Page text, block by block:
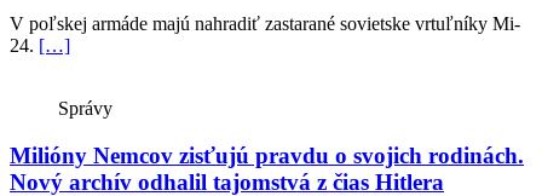
V poľskej armáde majú nahradiť zastarané sovietske vrtuľníky Mi-
24. […]
Správy
Milióny Nemcov zisťujú pravdu o svojich rodinách.
Nový archív odhalil tajomstvá z čias Hitlera